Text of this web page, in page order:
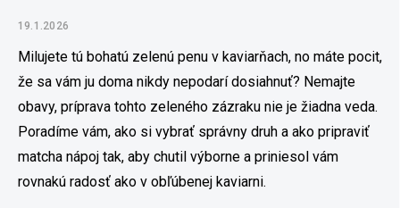
19.1.2026
Milujete tú bohatú zelenú penu v kaviarňach, no máte pocit,
že sa vám ju doma nikdy nepodarí dosiahnuť? Nemajte
obavy, príprava tohto zeleného zázraku nie je žiadna veda.
Poradíme vám, ako si vybrať správny druh a ako pripraviť
matcha nápoj tak, aby chutil výborne a priniesol vám
rovnakú radosť ako v obľúbenej kaviarni.